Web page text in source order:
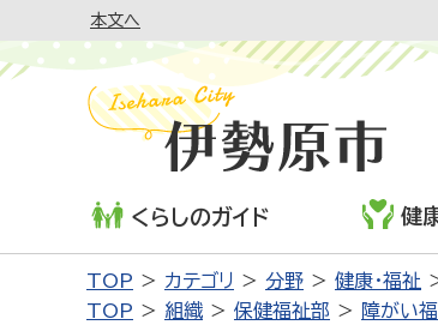
本文へ
くらしのガイド 健
TOP カテゴリ 分野 健康・福祉
TOP
組織 保健福祉部 障がい